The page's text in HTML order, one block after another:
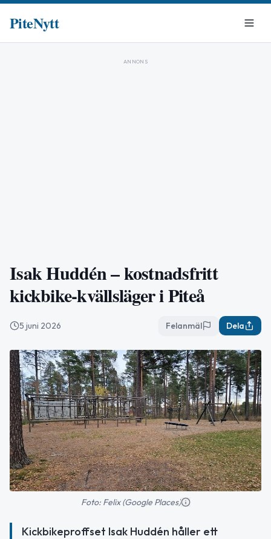
PiteNytt
ANNONS
Isak Huddén – kostnadsfritt
kickbike-kvällsläger i Piteå
5 juni 2026 Felanmäl Dela
Foto: Felix (Google Places)
Kickbikeproffset Isak Huddén håller ett